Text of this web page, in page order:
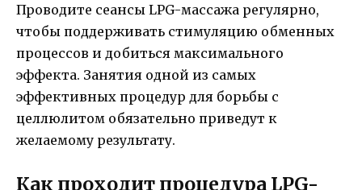
Проводите сеансы LPG-массажа регулярно,
чтобы поддерживать стимуляцию обменных
процессов и добиться максимального
эффекта. Занятия одной из самых
эффективных процедур для борьбы с
целлюлитом обязательно приведут к
желаемому результату.
Как проходит процедура LPG-